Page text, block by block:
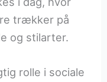
trækker på
og stilarter.
rolle i sociale